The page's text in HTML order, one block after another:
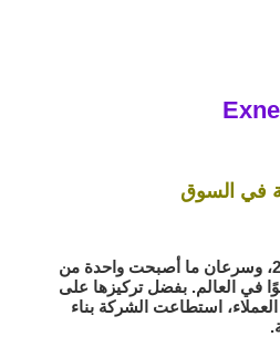
في السوق
تأسست Exness عام 2008، وسرعان ما أصبحت واحدة من
في العالم. بفضل تركيزها على
العملاء، استطاعت الشركة بناء